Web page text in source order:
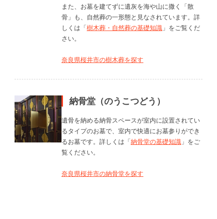
また、お墓を建てずに遺灰を海や山に撒く「散
骨」も、自然葬の一形態と見なされています。詳
しくは「樹木葬・自然葬の基礎知識 」をご覧くだ
さい。
奈良県桜井市の樹木葬を探す
納骨堂（のうこつどう）
遺骨を納める納骨スペースが室内に設置されてい
るタイプのお墓で、室内で快適にお墓参りができ
るお墓です。詳しくは「納骨堂の基礎知識 」をご
覧ください。
奈良県桜井市の納骨堂を探す